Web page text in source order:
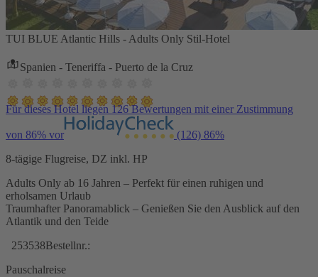
TUI BLUE Atlantic Hills - Adults Only Stil-Hotel
Spanien - Teneriffa - Puerto de la Cruz
Für dieses Hotel liegen 126 Bewertungen mit einer Zustimmung
von 86% vor (126) 86%
8-tägige Flugreise, DZ inkl. HP
Adults Only ab 16 Jahren – Perfekt für einen ruhigen und
erholsamen Urlaub
Traumhafter Panoramablick – Genießen Sie den Ausblick auf den
Atlantik und den Teide
253538Bestellnr.:
Pauschalreise